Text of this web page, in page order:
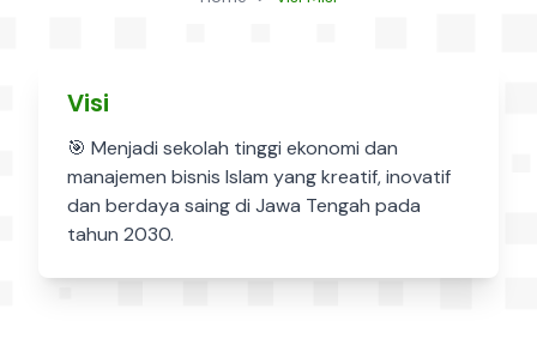
Visi
🎯 Menjadi sekolah tinggi ekonomi dan
manajemen bisnis Islam yang kreatif, inovatif
dan berdaya saing di Jawa Tengah pada
tahun 2030.